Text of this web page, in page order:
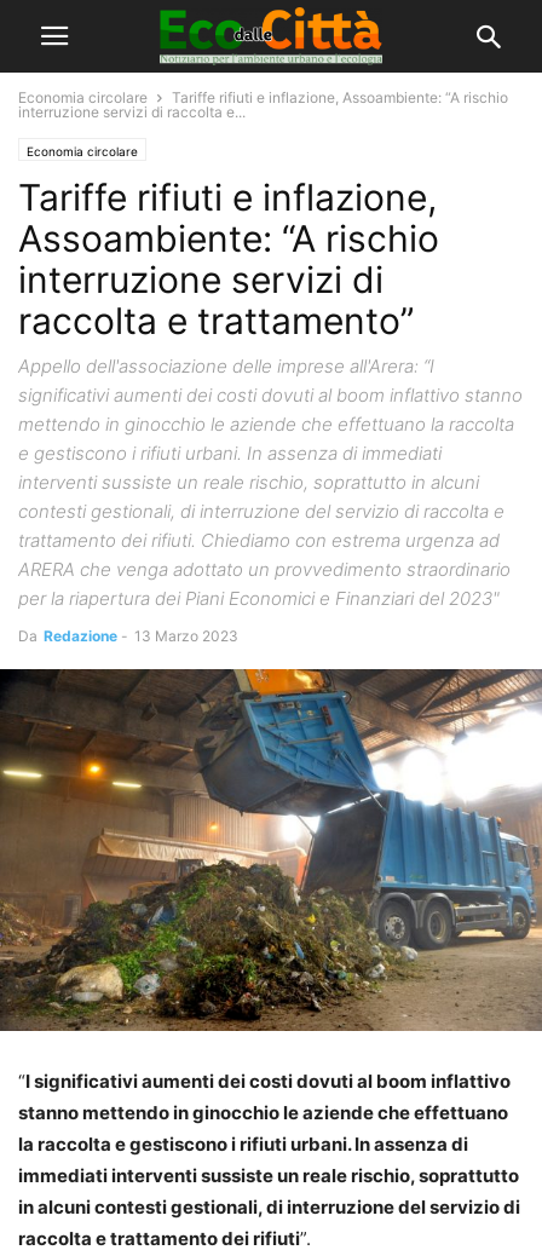
Economia circolare
Tariffe rifiuti e inflazione, Assoambiente: “A rischio
interruzione servizi di raccolta e...
Economia circolare
Tariffe rifiuti e inflazione,
Assoambiente: “A rischio
interruzione servizi di
raccolta e trattamento”
Appello dell'associazione delle imprese all'Arera: “I
significativi aumenti dei costi dovuti al boom inflattivo stanno
mettendo in ginocchio le aziende che effettuano la raccolta
e gestiscono i rifiuti urbani. In assenza di immediati
interventi sussiste un reale rischio, soprattutto in alcuni
contesti gestionali, di interruzione del servizio di raccolta e
trattamento dei rifiuti. Chiediamo con estrema urgenza ad
ARERA che venga adottato un provvedimento straordinario
per la riapertura dei Piani Economici e Finanziari del 2023"
Da Redazione - 13 Marzo 2023
“I significativi aumenti dei costi dovuti al boom inflattivo
stanno mettendo in ginocchio le aziende che effettuano
la raccolta e gestiscono i rifiuti urbani. In assenza di
immediati interventi sussiste un reale rischio, soprattutto
in alcuni contesti gestionali, di interruzione del servizio di
raccolta e trattamento dei rifiuti”.